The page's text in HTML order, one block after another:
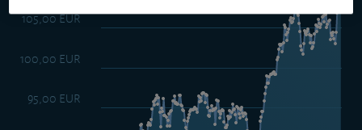
95,00 EUR
100,00 EUR
105,00 EUR